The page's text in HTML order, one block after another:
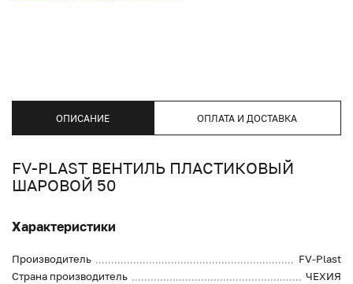
ОПИСАНИЕ ОПЛАТА И ДОСТАВКА
FV-PLAST ВЕНТИЛЬ ПЛАСТИКОВЫЙ
ШАРОВОЙ 50
Характеристики
Производитель
FV-Plast
Страна производитель
ЧЕХИЯ